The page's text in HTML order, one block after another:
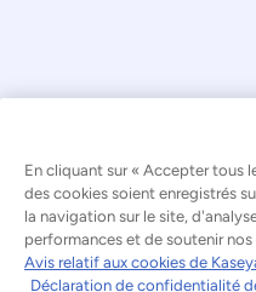
© 2026 Kaseya.
Déclaration
En cliquant sur « Accepter tous
des cookies soient enregistrés
la navigation sur le site,
performances et de soutenir
Avis relatif aux cookies de
Déclaration de confidentialité